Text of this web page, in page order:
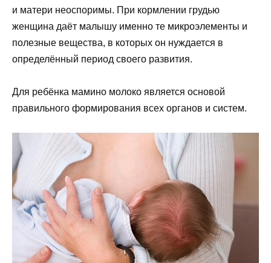
и матери неоспоримы. При кормлении грудью
женщина даёт малышу именно те микроэлементы и
полезные вещества, в которых он нуждается в
определённый период своего развития.
Для ребёнка мамино молоко является основой
правильного формирования всех органов и систем.